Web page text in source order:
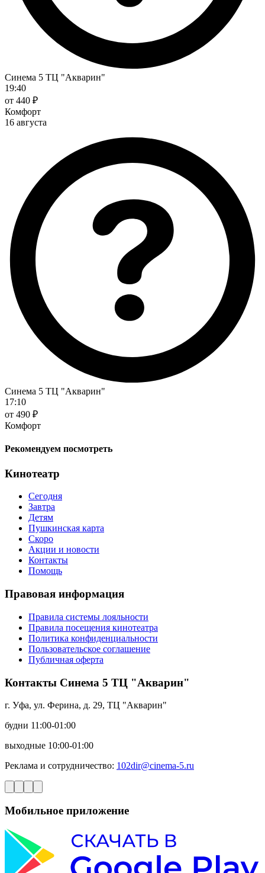
Синема 5 ТЦ "Акварин"
19:40
от 440 ₽
Комфорт
16 августа
Синема 5 ТЦ "Акварин"
17:10
от 490 ₽
Комфорт
Рекомендуем посмотреть
Кинотеатр
Сегодня
Завтра
Детям
Пушкинская карта
Скоро
Акции и новости
Контакты
Помощь
Правовая информация
Правила системы лояльности
Правила посещения кинотеатра
Политика конфиденциальности
Пользовательское соглашение
Публичная оферта
Контакты Синема 5 ТЦ "Акварин"
г. Уфа, ул. Ферина, д. 29, ТЦ "Акварин"
будни 11:00-01:00
выходные 10:00-01:00
Реклама и сотрудничество: 102dir@cinema-5.ru
Мобильное приложение